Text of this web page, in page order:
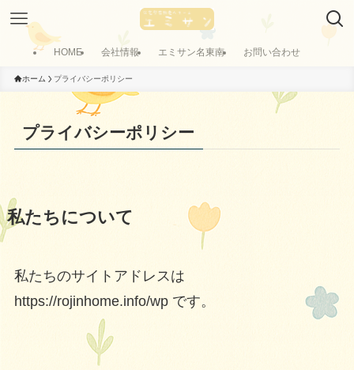
HOME 会社情報 エミサン名東南 お問い合わせ
ホーム プライバシーポリシー
プライバシーポリシー
私たちについて
私たちのサイトアドレスは
https://rojinhome.info/wp です。